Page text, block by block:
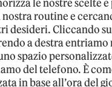
le nostre scelte
routine e
desideri. Cliccando
a destra entriamo
spazio
del telefono. È
in base all’ora del